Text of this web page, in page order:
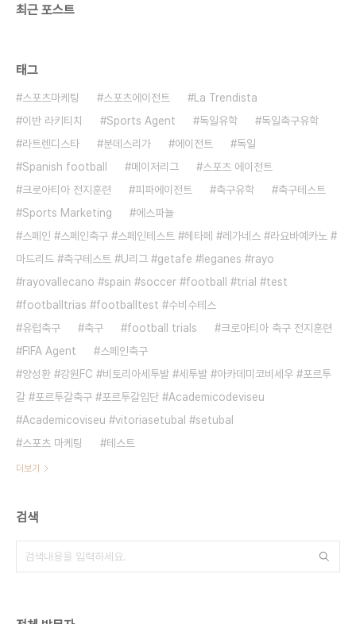
최근 포스트
태그
스포츠마케팅 스포츠에이전트
La Trendista
이반 라키티치
Sports Agent 독일유학
독일축구유학
라트렌디스타
분데스리가 에이전트
독일
Spanish football
메이저리그
스포츠 에이전트
크로아티아 전지훈련
피파에이전트 축구유학
축구테스트
Sports Marketing
에스파뇰
스페인 #스페인축구 #스페인테스트 #헤타페 #레가네스 #라요바예카노 #
마드리드 #축구테스트 #U리그 #getafe #leganes #rayo
#rayovallecano #spain #soccer #football #trial #test
#footballtrias #footballtest #수비수테스
유럽축구
축구 football trials
크로아티아 축구 전지훈련
FIFA Agent
스페인축구
양성환 #강원FC #비토리아세투발 #세투발 #아카데미코비세우 #포르투
갈 #포르투갈축구 #포르투갈입단 #Academicodeviseu
#Academicoviseu #vitoriasetubal #setubal
스포츠 마케팅
테스트
더보기
검색